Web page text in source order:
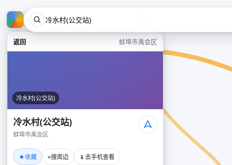
返回 蚌埠市禹会区
冷水村(公交站)
冷水村(公交站)
蚌埠市禹会区
★收藏 ⌖搜周边 📱 去手机查看